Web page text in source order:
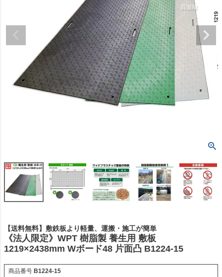
【送料無料】敷鉄板より軽量、運搬・施工が簡単
《法人限定》WPT 樹脂製 養生用 敷板
1219×2438mm Wボード48 片面凸 B1224-15
商品番号 B1224-15